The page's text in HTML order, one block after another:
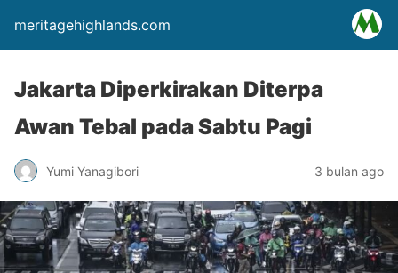
meritagehighlands.com
Jakarta Diperkirakan Diterpa
Awan Tebal pada Sabtu Pagi
Yumi Yanagibori 3 bulan ago